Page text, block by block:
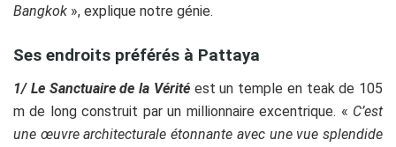
Bangkok », explique notre génie.
Ses endroits préférés à Pattaya
1/ Le Sanctuaire de la Véritéest un temple en teak de 105
m de long construit par un millionnaire excentrique. « C’est
une œuvre architecturale étonnante avec une vue splendide